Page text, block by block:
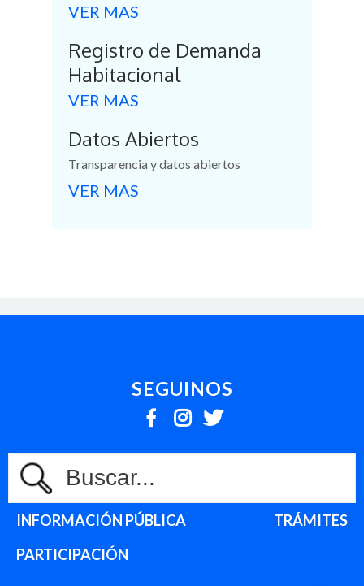
Ciudades del
Conocimiento:
relevamiento en
Partido
28 Agosto, 2023
firma digital
26 Julio, 2023
primer puesto del
Índice de Datos
Abiertos por
VER MAS
Registro de Demanda
Habitacional
VER MAS
Datos Abiertos
Transparencia y datos abiertos
VER MAS
SEGUINOS
INFORMACIÓN PÚBLICA
TRÁMITES
PARTICIPACIÓN